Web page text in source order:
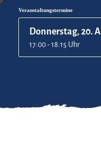
Veranstaltungstermine
Donnerstag, 20.
17:00 - 18:15 Uhr